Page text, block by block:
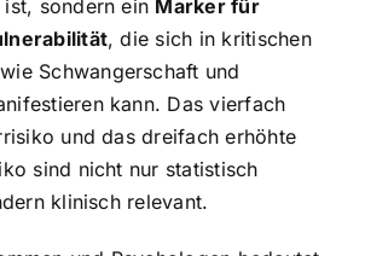
sondern ein Marker für
, die sich in kritischen
Schwangerschaft und
kann. Das vierfach
und das dreifach erhöhte
sind nicht nur statistisch
klinisch relevant.